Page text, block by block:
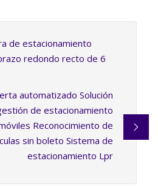
de estacionamiento
redondo recto de 6
automatizado Solución
de estacionamiento
Reconocimiento de
sin boleto Sistema de
estacionamiento Lpr